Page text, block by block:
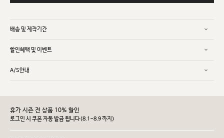
배송 및 제작기간
할인혜택 및 이벤트
A/S안내
휴가 시즌 전 상품 10% 할인
로그인 시 쿠폰 자동 발급 됩니다(8.1~8.9 까지)